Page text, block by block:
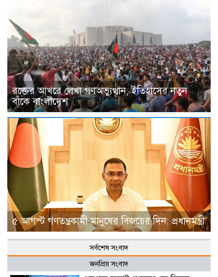
রক্তের আখরে লেখা গণঅভ্যুত্থান, ইতিহাসের নতুন
বাঁকে বাংলাদেশ
৫ আগস্ট গণতন্ত্রকামী মানুষের বিজয়ের দিন: প্রধানমন্ত্রী
সর্বশেষ সংবাদ
জনপ্রিয় সংবাদ